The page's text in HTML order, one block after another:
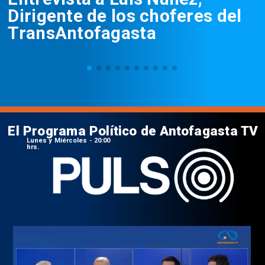
Dirigente de los choferes del
TransAntofagasta
El Programa Político de Antofagasta TV
Lunes y Miércoles - 20:00
hrs.